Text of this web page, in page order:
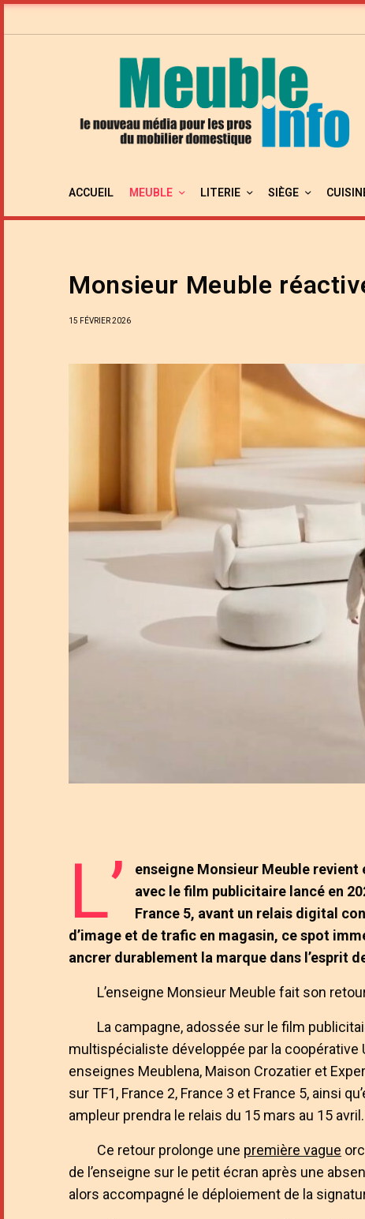
ACCUEIL MEUBLE LITERIE SIÈGE
Monsieur Meuble
15 FÉVRIER 2026
L’
enseigne Monsieur Meuble
avec le film publicitaire lancé en
France 5, avant un relais digital
d’image et de trafic en magasin, ce spot
ancrer durablement la marque dans l’esprit
L’enseigne Monsieur Meuble fait son
La campagne, adossée sur le film
multispécialiste développée par la coopérative
enseignes Meublena, Maison Crozatier et
sur TF1, France 2, France 3 et France 5, ainsi
ampleur prendra le relais du 15 mars au 15 avril.
Ce retour prolonge une première vague
de l’enseigne sur le petit écran après une
alors accompagné le déploiement de la